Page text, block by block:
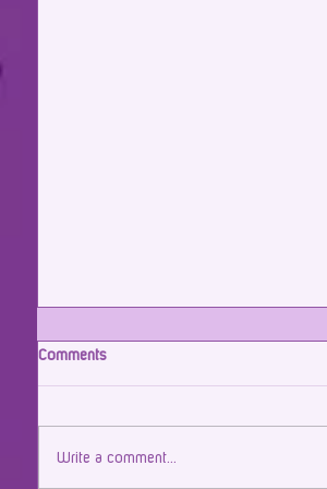
Parceria renovada com Icatu!
Comments
Write a comment...